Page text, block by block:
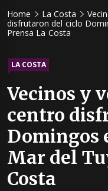
Home La Costa
disfrutaron del ciclo
Prensa La Costa
LA COSTA
Vecinos y
centro
Domingos
Mar del
Costa